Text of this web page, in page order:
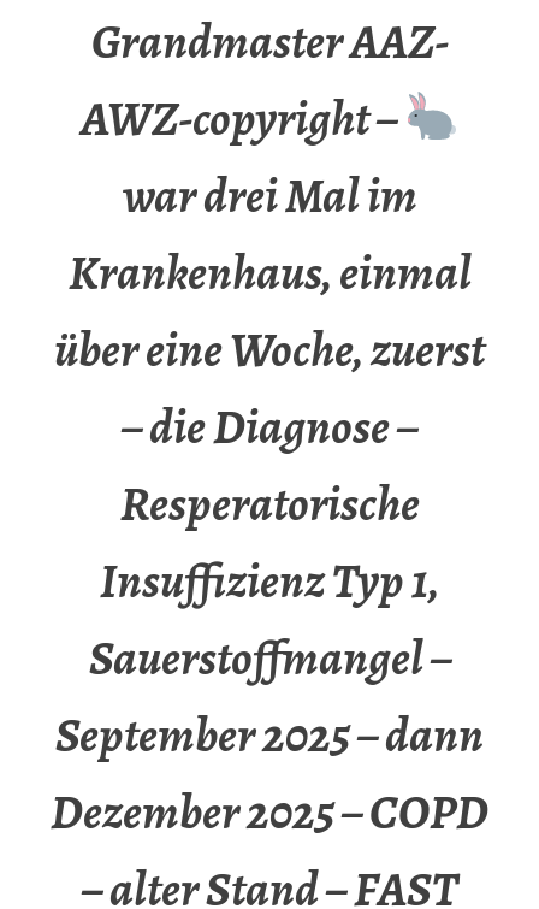
Grandmaster AAZ-
AWZ-copyright –
war drei Mal im
Krankenhaus, einmal
über eine Woche, zuerst
– die Diagnose –
Resperatorische
Insuffizienz Typ 1,
Sauerstoffmangel –
September 2025 – dann
Dezember 2025 – COPD
– alter Stand – FAST